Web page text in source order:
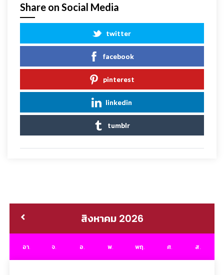
Share on Social Media
twitter
facebook
pinterest
linkedin
tumblr
สิงหาคม 2026
อา. จ. อ. พ. พฤ. ศ. ส.